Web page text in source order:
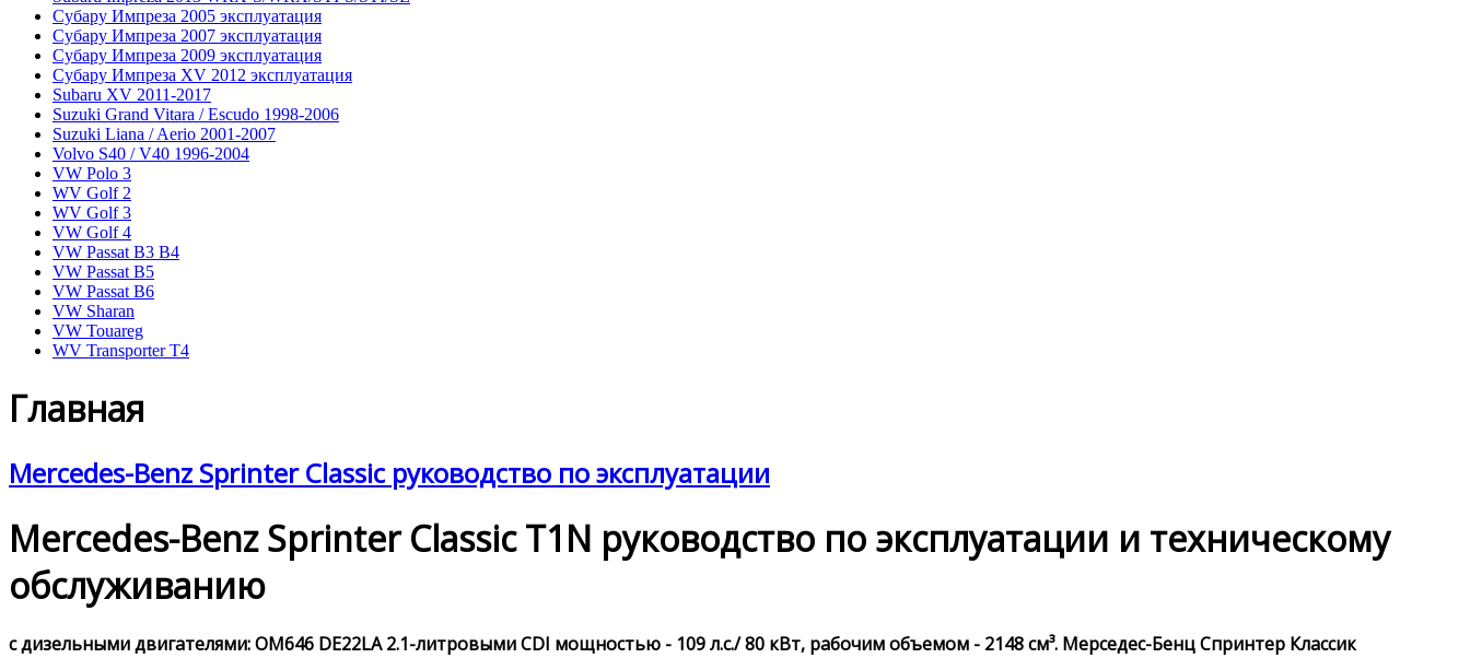
Субару Импреза 2005 эксплуатация
Субару Импреза 2007 эксплуатация
Субару Импреза 2009 эксплуатация
Субару Импреза XV 2012 эксплуатация
Subaru XV 2011-2017
Suzuki Grand Vitara / Escudo 1998-2006
Suzuki Liana / Aerio 2001-2007
Volvo S40 / V40 1996-2004
VW Polo 3
WV Golf 2
WV Golf 3
VW Golf 4
VW Passat B3 B4
VW Passat B5
VW Passat B6
VW Sharan
VW Touareg
WV Transporter T4
Главная
Mercedes-Benz Sprinter Classic руководство по эксплуатации
Mercedes-Benz Sprinter Classic T1N руководство по эксплуатации и техническому
обслуживанию
с дизельными двигателями: OM646 DE22LA 2.1-литровыми CDI мощностью - 109 л.с./ 80 кВт, рабочим объемом - 2148 см³. Мерседес-Бенц Спринтер Классик